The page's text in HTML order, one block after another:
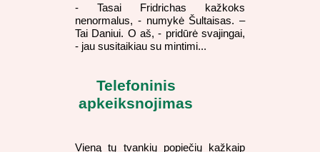
- Tasai Fridrichas kažkoks
nenormalus, - numykė Šultaisas. –
Tai Daniui. O aš, - pridūrė svajingai,
- jau susitaikiau su mintimi...
Telefoninis
apkeiksnojimas
Vieną tų tvankių popiečių kažkaip